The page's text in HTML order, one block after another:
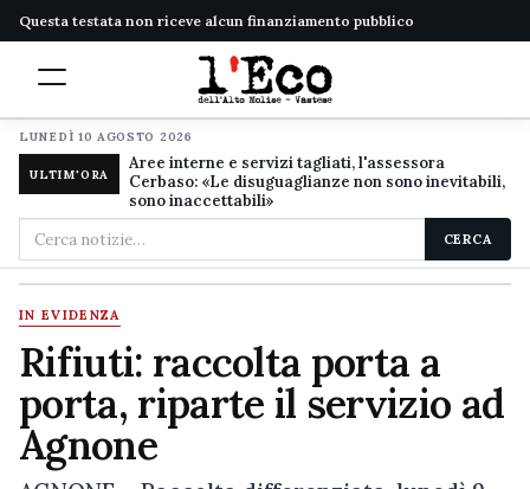
Questa testata non riceve alcun finanziamento pubblico
LUNEDÌ 10 AGOSTO 2026
ULTIM'ORA
Aree interne e servizi tagliati, l'assessora
Cerbaso: «Le disuguaglianze non sono inevitabili,
sono inaccettabili»
Cerca
nel
sito
CERCA
IN EVIDENZA
Rifiuti: raccolta porta a
porta, riparte il servizio ad
Agnone